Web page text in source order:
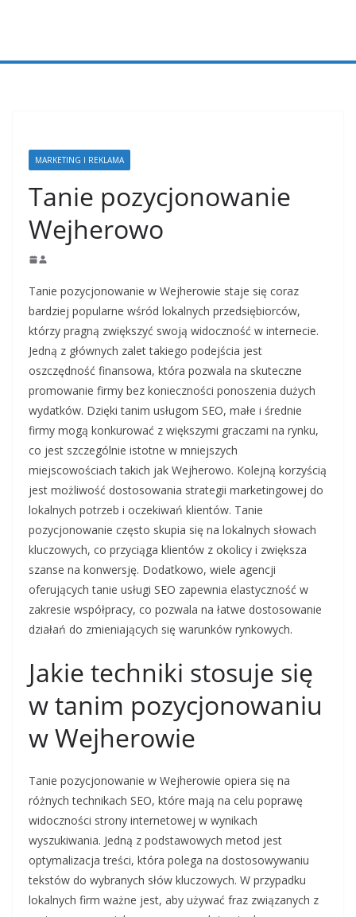
MARKETING I REKLAMA
Tanie pozycjonowanie
Wejherowo
Tanie pozycjonowanie w Wejherowie staje się coraz
bardziej popularne wśród lokalnych przedsiębiorców,
którzy pragną zwiększyć swoją widoczność w internecie.
Jedną z głównych zalet takiego podejścia jest
oszczędność finansowa, która pozwala na skuteczne
promowanie firmy bez konieczności ponoszenia dużych
wydatków. Dzięki tanim usługom SEO, małe i średnie
firmy mogą konkurować z większymi graczami na rynku,
co jest szczególnie istotne w mniejszych
miejscowościach takich jak Wejherowo. Kolejną korzyścią
jest możliwość dostosowania strategii marketingowej do
lokalnych potrzeb i oczekiwań klientów. Tanie
pozycjonowanie często skupia się na lokalnych słowach
kluczowych, co przyciąga klientów z okolicy i zwiększa
szanse na konwersję. Dodatkowo, wiele agencji
oferujących tanie usługi SEO zapewnia elastyczność w
zakresie współpracy, co pozwala na łatwe dostosowanie
działań do zmieniających się warunków rynkowych.
Jakie techniki stosuje się
w tanim pozycjonowaniu
w Wejherowie
Tanie pozycjonowanie w Wejherowie opiera się na
różnych technikach SEO, które mają na celu poprawę
widoczności strony internetowej w wynikach
wyszukiwania. Jedną z podstawowych metod jest
optymalizacja treści, która polega na dostosowywaniu
tekstów do wybranych słów kluczowych. W przypadku
lokalnych firm ważne jest, aby używać fraz związanych z